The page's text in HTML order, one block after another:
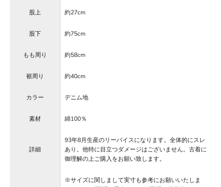
股上 約27cm
股下 約75cm
もも周り 約58cm
裾周り 約40cm
カラー デニム地
素材 綿100％
詳細
93年8月生産のリーバイスになります。全体的にスレ
あり。他特に目立つダメージはございません。古着に
御理解の上ご購入をお願い致します。
※サイズに関しまして実寸も参考にお願いいたしま